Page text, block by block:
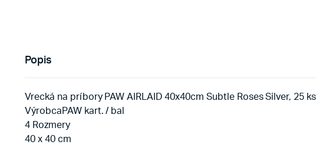
Popis
Vrecká na príbory PAW AIRLAID 40x40cm Subtle Roses Silver, 25
VýrobcaPAW kart. / bal
4 Rozmery
40 x 40 cm